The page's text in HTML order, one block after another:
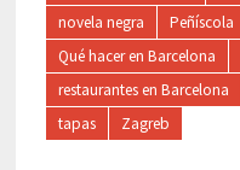
novela negra
Peñíscola
Qué hacer en Barcelona
restaurantes en Barcelona
tapas
Zagreb